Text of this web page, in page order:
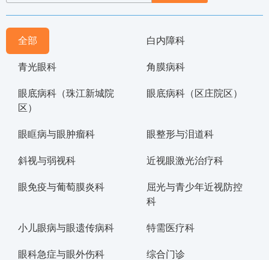
全部 白内障科
青光眼科 角膜病科
眼底病科（珠江新城院
区）
眼底病科（区庄院区）
眼眶病与眼肿瘤科 眼整形与泪道科
斜视与弱视科 近视眼激光治疗科
眼免疫与葡萄膜炎科
屈光与青少年近视防控
科
小儿眼病与眼遗传病科 特需医疗科
眼科急症与眼外伤科 综合门诊